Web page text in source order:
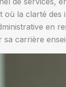
la clarté
en
carrière